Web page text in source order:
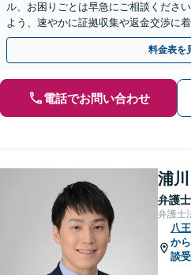
ル、お困りごとは早急にご相談くださ
よう、速やかに証拠収集や返金交渉に
害」のご相談も対応します【初回相談
料金表を
電話でお問い合わせ
浦
弁護士
弁護士
八
か
談